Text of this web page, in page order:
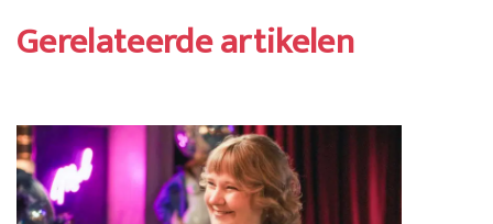
Gerelateerde artikelen